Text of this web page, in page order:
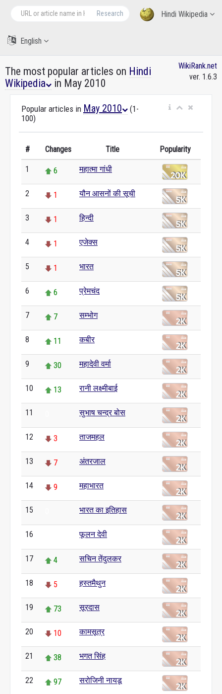
Hindi Wikipedia
Research
English
The most popular articles on Hindi
Wikipedia
in May 2010
WikiRank.net
ver. 1.6.3
Popular articles in May 2010
(1-
100)
# Changes Title Popularity
1 6 महात्मा गांधी
2 1 यौन आसनों की सूची
3 1 हिन्दी
4 1 एजेक्स
5 1 भारत
6 6 प्रेमचंद
7 7 सम्भोग
8 11 कबीर
9 30 महादेवी वर्मा
10 13 रानी लक्ष्मीबाई
11 सुभाष चन्द्र बोस
12 3 ताजमहल
13 7 अंतरजाल
14 9 महाभारत
15 भारत का इतिहास
16 फूलन देवी
17 4 सचिन तेंदुलकर
18 5 हस्तमैथुन
19 73 सूरदास
20 10 कामसूत्र
21 38 भगत सिंह
22 97 सरोजिनी नायडू